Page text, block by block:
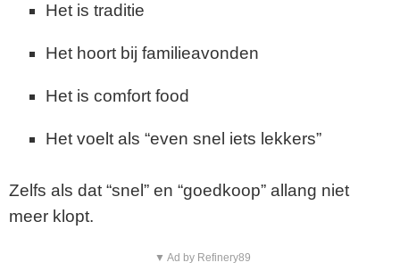
Het is traditie
Het hoort bij familieavonden
Het is comfort food
Het voelt als “even snel iets lekkers”
Zelfs als dat “snel” en “goedkoop” allang niet
meer klopt.
▼ Ad by Refinery89